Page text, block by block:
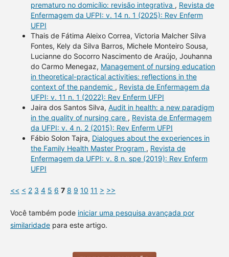
prematuro no domicílio: revisão integrativa , Revista de
Enfermagem da UFPI: v. 14 n. 1 (2025): Rev Enferm
UFPI
Thais de Fátima Aleixo Correa, Victoria Malcher Silva
Fontes, Kely da Silva Barros, Michele Monteiro Sousa,
Lucianne do Socorro Nascimento de Araújo, Jouhanna
do Carmo Menegaz, Management of nursing education
in theoretical-practical activities: reflections in the
context of the pandemic , Revista de Enfermagem da
UFPI: v. 11 n. 1 (2022): Rev Enferm UFPI
Jaira dos Santos Silva, Audit in health: a new paradigm
in the quality of nursing care , Revista de Enfermagem
da UFPI: v. 4 n. 2 (2015): Rev Enferm UFPI
Fábio Solon Tajra, Dialogues about the experiences in
the Family Health Master Program , Revista de
Enfermagem da UFPI: v. 8 n. spe (2019): Rev Enferm
UFPI
<< < 2 3 4 5 6 7 8 9 10 11 > >>
Você também pode iniciar uma pesquisa avançada por
similaridadepara este artigo.